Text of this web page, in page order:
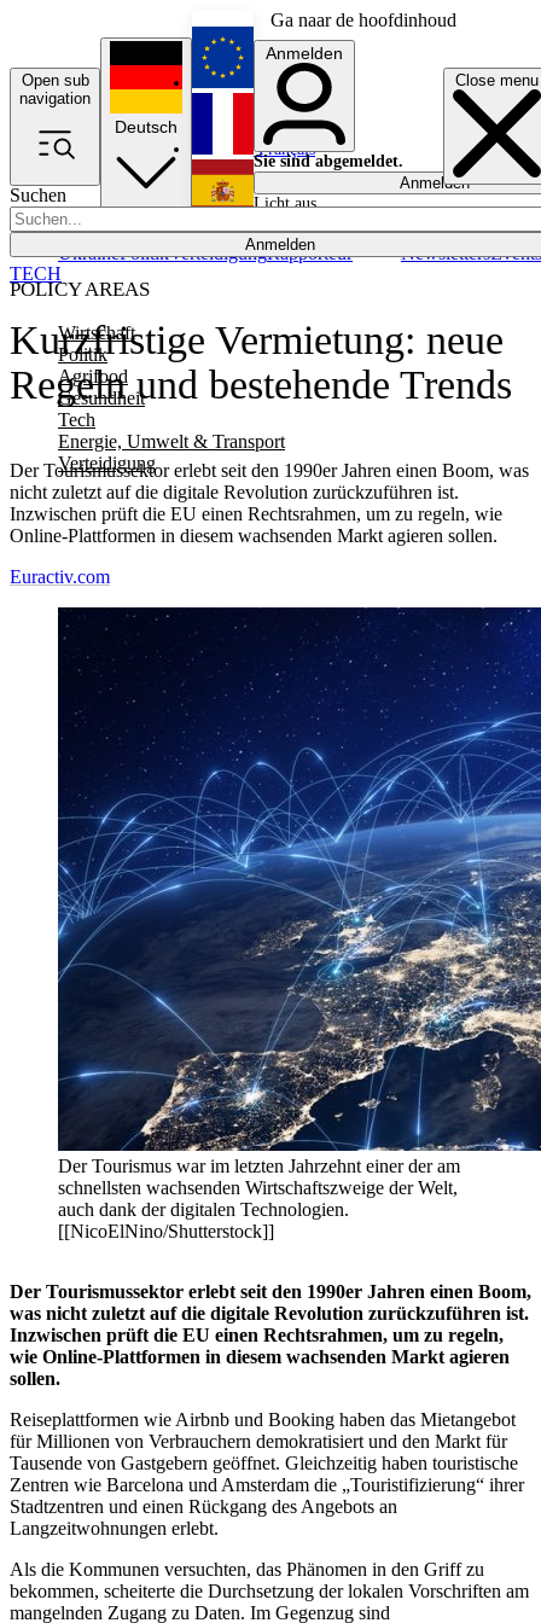
Ga naar de hoofdinhoud
Open sub
navigation
Close menu
Suchen
Anmelden
POLICY AREAS
Wirtschaft
Politik
Agrifood
Gesundheit
Tech
Energie, Umwelt & Transport
Verteidigung
UkrainePolitikVerteidigungRapporteur NewslettersEvents
Deutsch
English
Français
Anmelden
Sie sind abgemeldet.
Anmelden
Licht aus
Kurzfristige Vermietung: neue
Regeln und bestehende Trends
Der Tourismussektor erlebt seit den 1990er Jahren einen Boom, was
nicht zuletzt auf die digitale Revolution zurückzuführen ist.
Inzwischen prüft die EU einen Rechtsrahmen, um zu regeln, wie
Online-Plattformen in diesem wachsenden Markt agieren sollen.
TECH
Euractiv.com
Der Tourismus war im letzten Jahrzehnt einer der am
schnellsten wachsenden Wirtschaftszweige der Welt,
auch dank der digitalen Technologien.
[[NicoElNino/Shutterstock]]
Der Tourismussektor erlebt seit den 1990er Jahren einen Boom,
was nicht zuletzt auf die digitale Revolution zurückzuführen ist.
Inzwischen prüft die EU einen Rechtsrahmen, um zu regeln,
wie Online-Plattformen in diesem wachsenden Markt agieren
sollen.
Reiseplattformen wie Airbnb und Booking haben das Mietangebot
für Millionen von Verbrauchern demokratisiert und den Markt für
Tausende von Gastgebern geöffnet. Gleichzeitig haben touristische
Zentren wie Barcelona und Amsterdam die „Touristifizierung“ ihrer
Stadtzentren und einen Rückgang des Angebots an
Langzeitwohnungen erlebt.
Als die Kommunen versuchten, das Phänomen in den Griff zu
bekommen, scheiterte die Durchsetzung der lokalen Vorschriften am
mangelnden Zugang zu Daten. Im Gegenzug sind